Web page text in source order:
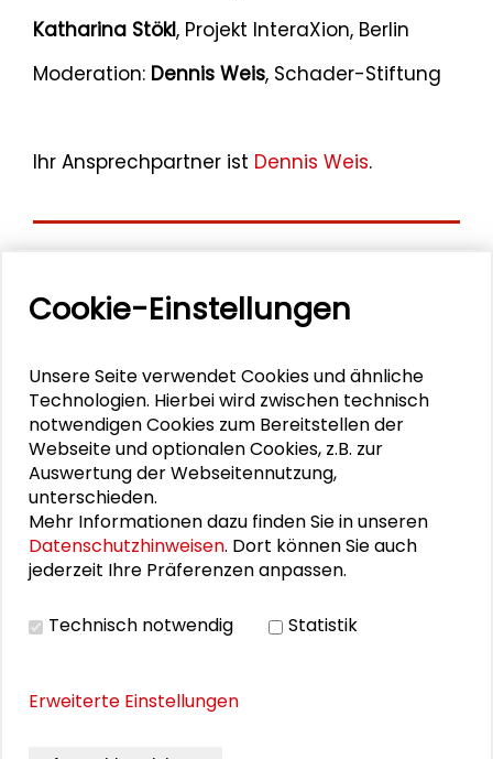
Katharina Stökl, Projekt InteraXion, Berlin
Moderation: Dennis Weis, Schader-Stiftung
Ihr Ansprechpartner ist Dennis Weis.
Veranstaltungen
11. Internationale Waldkunstkonferenz
"Demokratischer Wald"
Schlüsseltexte für die Wirtschaft von morgen
Zusammen mehr erreichen – Zukunftsbündnis im
Dialog
Schader-Festival 2026
25. Runder Tisch Wissenschaftsstadt Darmstadt
Cookie-Einstellungen
Unsere Seite verwendet Cookies und ähnliche
Technologien. Hierbei wird zwischen technisch
notwendigen Cookies zum Bereitstellen der
Webseite und optionalen Cookies, z.B. zur
Auswertung der Webseitennutzung,
unterschieden.
Mehr Informationen dazu finden Sie in unseren
Datenschutzhinweisen. Dort können Sie auch
jederzeit Ihre Präferenzen anpassen.
Technisch notwendig Statistik
Erweiterte Einstellungen